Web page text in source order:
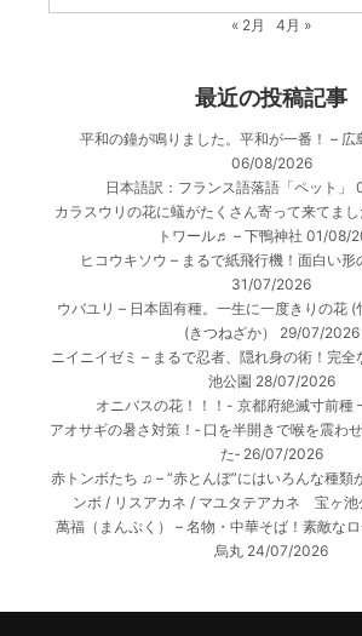
« 2月
4月 »
最近の投稿記事
平和の鐘が鳴りました。平和が一番！ –
06/08/2026
日本語訳：フランス語落語「ペット」
カラスウリの花に蟻がたくさん寄って来てま
トワール♬ – 下鴨神社 01/08/
ヒコウキソウ – まるで紙飛行機！面白い
31/07/2026
ウバユリ – 日本固有種。一生に一度きりの花
(きつねざか）
29/07/2026
ニイニイゼミ – まるで忍者、隠れ身の術！完
池公園 28/07/2026
オニバスの花！！！- 京都府絶滅寸前種
アオサギの暑さ対策！‐ 口を半開きで喉を震わ
た‐ 26/07/2026
赤トンボたち ♫ – “赤とんぼ”にはいろんな種類
ンボ / リスアカネ / マユタテアカネ 宝ヶ池
萬福（まんぷく） – 名物・中華そば！素敵
烏丸 24/07/2026